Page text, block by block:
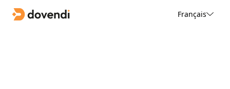
Français